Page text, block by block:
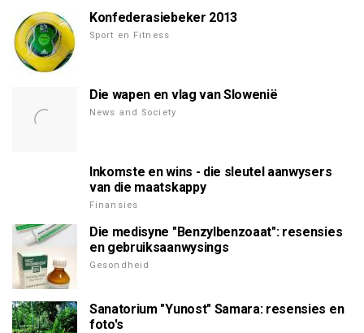
Konfederasiebeker 2013
Sport en Fitness
Die wapen en vlag van Slowenië
News and Society
Inkomste en wins - die sleutel aanwysers
van die maatskappy
Finansies
Die medisyne "Benzylbenzoaat": resensies
en gebruiksaanwysings
Gesondheid
Sanatorium "Yunost" Samara: resensies en
foto's